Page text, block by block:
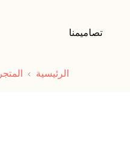
تصاميمنا
الرئيسية المتجر